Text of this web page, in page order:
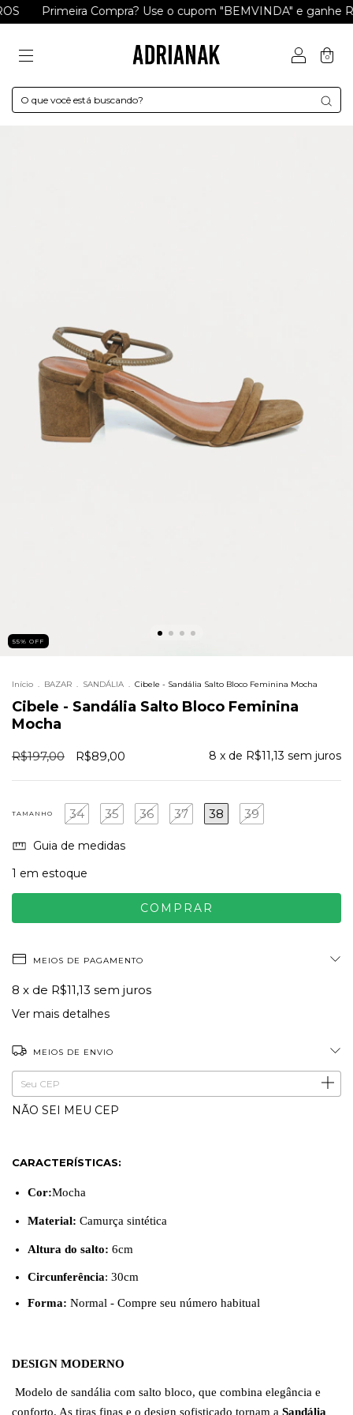
Primeira Compra? Use o cupom "BEMVINDA" e ganhe R$
0
55% OFF
Início . BAZAR . SANDÁLIA . Cibele - Sandália Salto Bloco Feminina Mocha
Cibele - Sandália Salto Bloco Feminina
Mocha
R$197,00 R$89,00 8 x de R$11,13 sem juros
TAMANHO 34 35 36 37 38 39
Guia de medidas
1 em estoque
MEIOS DE PAGAMENTO
8 x de R$11,13 sem juros
Ver mais detalhes
MEIOS DE ENVIO
Entregas para o CEP: ALTERAR CEP
NÃO SEI MEU CEP
CARACTERÍSTICAS:
Cor:Mocha
Material: Camurça sintética
Altura do salto: 6cm
Circunferência: 30cm
Forma: Normal - Compre seu número habitual
DESIGN MODERNO
Modelo de sandália com salto bloco, que combina elegância e
conforto. As tiras finas e o design sofisticado tornam a Sandália